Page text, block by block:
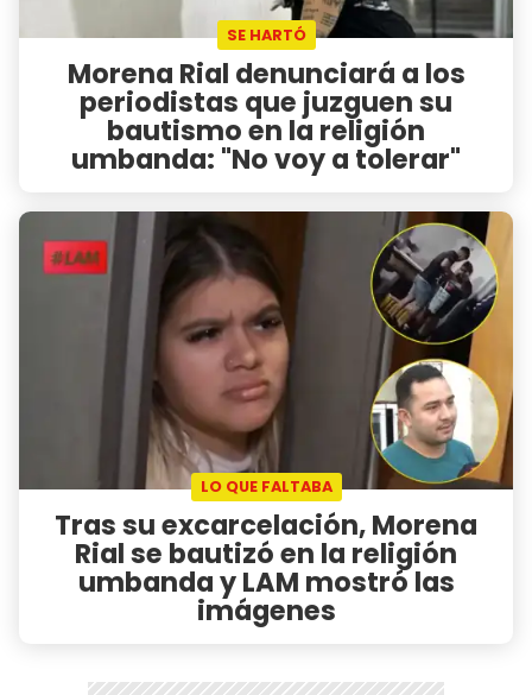
SE HARTÓ
Morena Rial denunciará a los
periodistas que juzguen su
bautismo en la religión
umbanda: "No voy a tolerar"
LO QUE FALTABA
Tras su excarcelación, Morena
Rial se bautizó en la religión
umbanda y LAM mostró las
imágenes